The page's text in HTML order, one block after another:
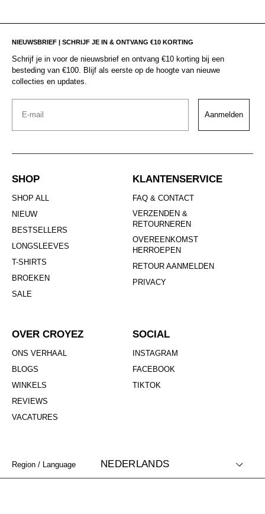
NIEUWSBRIEF | SCHRIJF JE IN & ONTVANG €10 KORTING
Schrijf je in voor de nieuwsbrief en ontvang €10 korting bij een
besteding van €100. Blijf als eerste op de hoogte van nieuwe
collecties en updates.
Email
Aanmelden
SHOP
SHOP ALL
NIEUW
BESTSELLERS
LONGSLEEVES
T-SHIRTS
BROEKEN
SALE
KLANTENSERVICE
FAQ & CONTACT
VERZENDEN &
RETOURNEREN
OVEREENKOMST
HERROEPEN
RETOUR AANMELDEN
PRIVACY
OVER CROYEZ
ONS VERHAAL
BLOGS
WINKELS
REVIEWS
VACATURES
SOCIAL
INSTAGRAM
FACEBOOK
TIKTOK
Region / Language NEDERLANDS